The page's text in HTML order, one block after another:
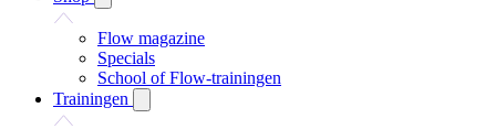
Flow magazine
Specials
School of Flow-trainingen
Trainingen